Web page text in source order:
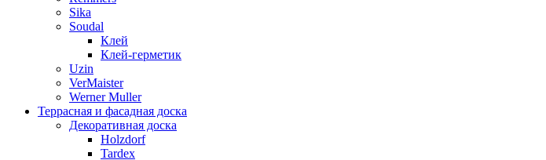
Sika
Soudal
Клей
Клей-герметик
Uzin
VerMaister
Werner Muller
Террасная и фасадная доска
Декоративная доска
Holzdorf
Tardex